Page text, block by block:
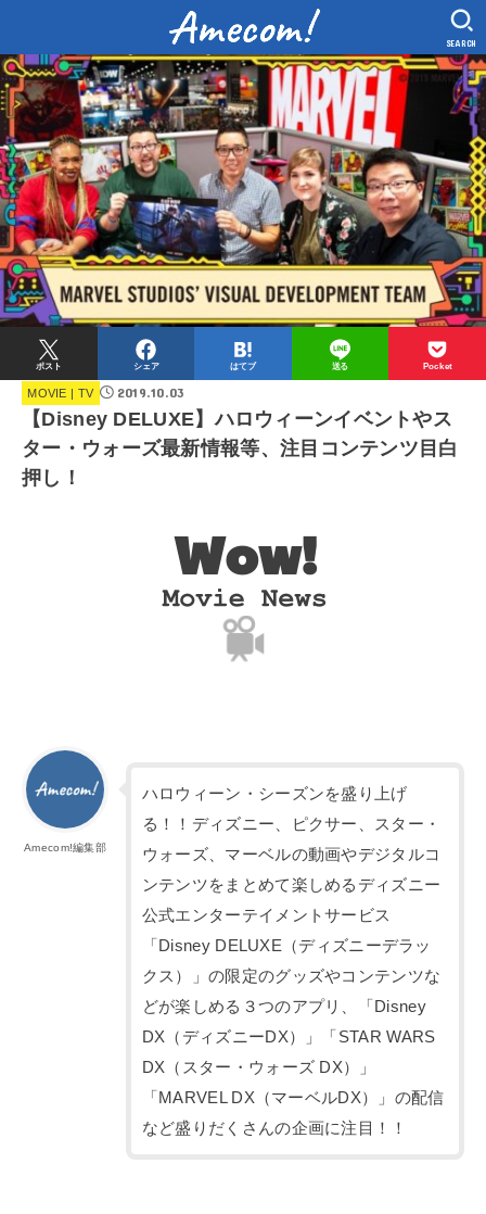
SEARCH
ポスト シェア はてブ 送る Pocket
MOVIE | TV 2019.10.03
【Disney DELUXE】ハロウィーンイベントやス
ター・ウォーズ最新情報等、注目コンテンツ目白
押し！
Amecom!編集部
ハロウィーン・シーズンを盛り上げ
る！！ディズニー、ピクサー、スター・
ウォーズ、マーベルの動画やデジタルコ
ンテンツをまとめて楽しめるディズニー
公式エンターテイメントサービス
「Disney DELUXE（ディズニーデラッ
クス）」の限定のグッズやコンテンツな
どが楽しめる３つのアプリ、「Disney
DX（ディズニーDX）」「STAR WARS
DX（スター・ウォーズ DX）」
「MARVEL DX（マーベルDX）」の配信
など盛りだくさんの企画に注目！！